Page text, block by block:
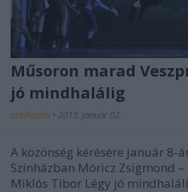
Műsoron marad
jó mindhalálig
szinhazhu • 2015. január 02.
A közönség kérésére január 8-
Színházban Móricz Zsigmond –
Miklós Tibor Légy jó